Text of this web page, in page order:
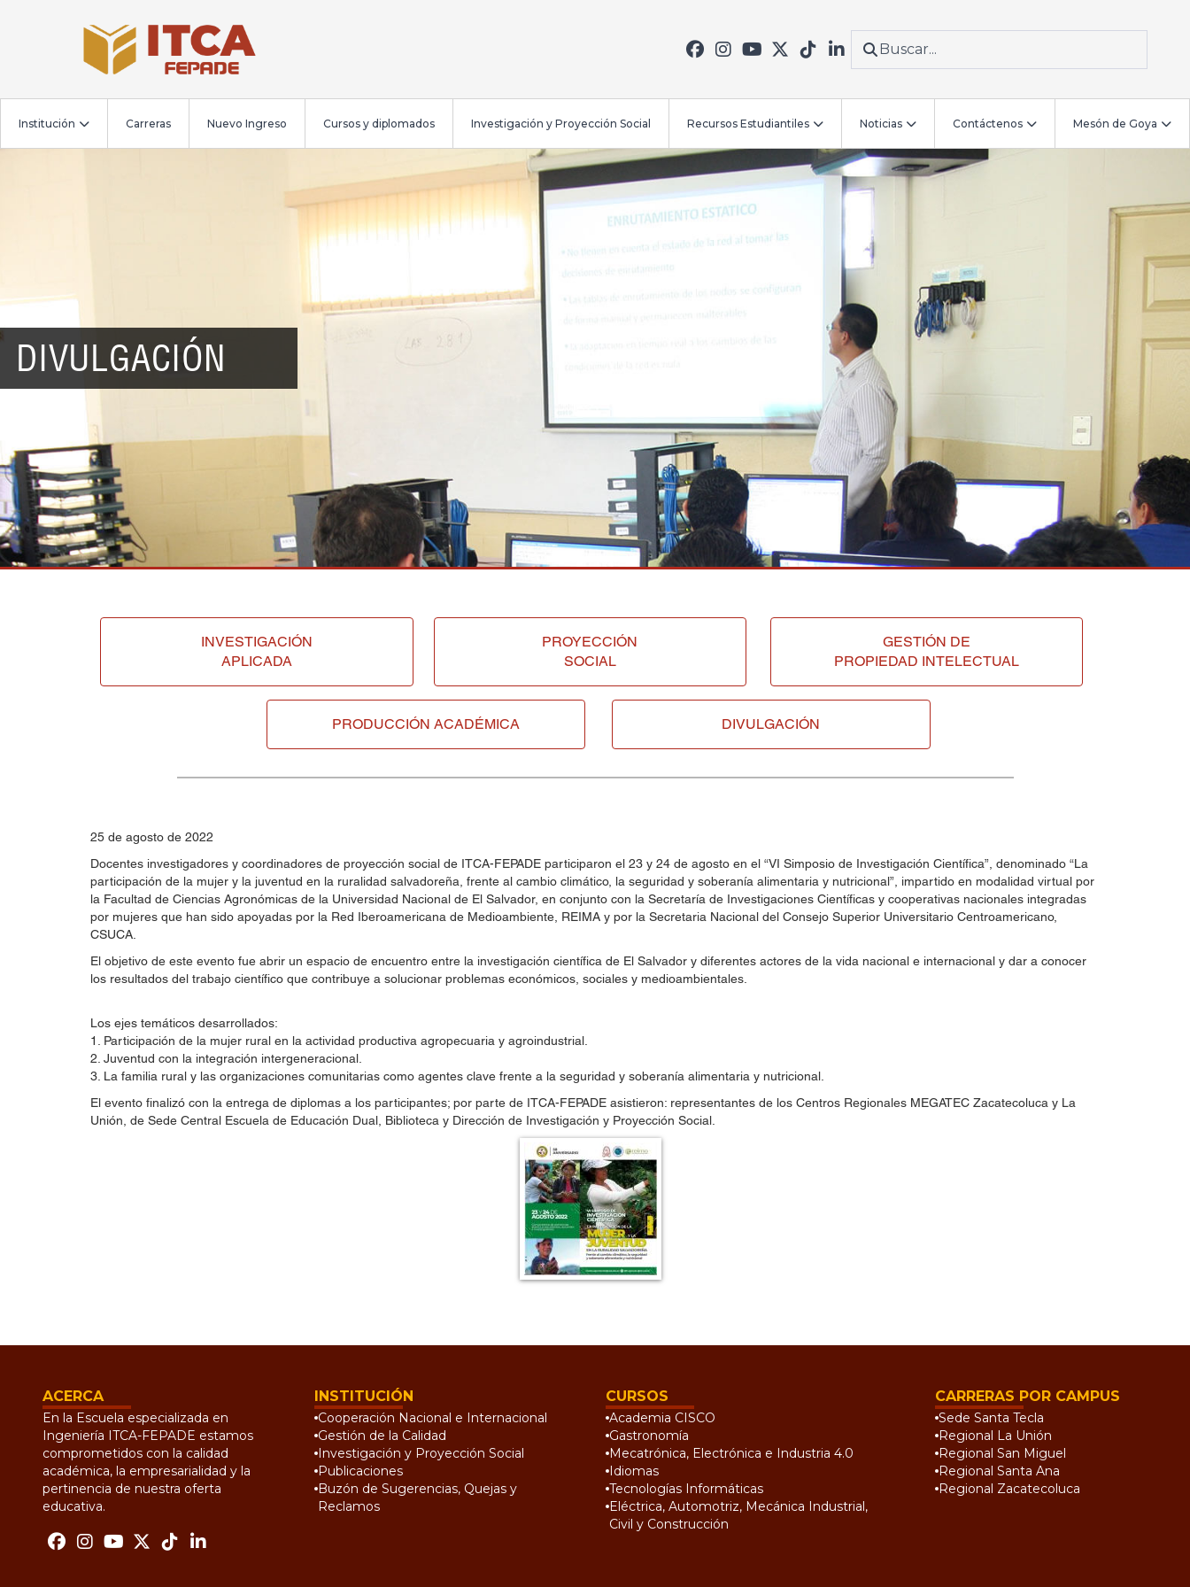
Institución Carreras Nuevo Ingreso Cursos y diplomados Investigación y Proyección Social Recursos Estudiantiles Noticias Contáctenos Mesón de Goya
DIVULGACIÓN
INVESTIGACIÓN
APLICADA
PROYECCIÓN
SOCIAL
GESTIÓN DE
PROPIEDAD INTELECTUAL
PRODUCCIÓN ACADÉMICA DIVULGACIÓN
25 de agosto de 2022
Docentes investigadores y coordinadores de proyección social de ITCA-FEPADE participaron el 23 y 24 de agosto en el “VI Simposio de Investigación Científica”, denominado “La
participación de la mujer y la juventud en la ruralidad salvadoreña, frente al cambio climático, la seguridad y soberanía alimentaria y nutricional”, impartido en modalidad virtual por
la Facultad de Ciencias Agronómicas de la Universidad Nacional de El Salvador, en conjunto con la Secretaría de Investigaciones Científicas y cooperativas nacionales integradas
por mujeres que han sido apoyadas por la Red Iberoamericana de Medioambiente, REIMA y por la Secretaria Nacional del Consejo Superior Universitario Centroamericano,
CSUCA.
El objetivo de este evento fue abrir un espacio de encuentro entre la investigación científica de El Salvador y diferentes actores de la vida nacional e internacional y dar a conocer
los resultados del trabajo científico que contribuye a solucionar problemas económicos, sociales y medioambientales.
Los ejes temáticos desarrollados:
1. Participación de la mujer rural en la actividad productiva agropecuaria y agroindustrial.
2. Juventud con la integración intergeneracional.
3. La familia rural y las organizaciones comunitarias como agentes clave frente a la seguridad y soberanía alimentaria y nutricional.
El evento finalizó con la entrega de diplomas a los participantes; por parte de ITCA-FEPADE asistieron: representantes de los Centros Regionales MEGATEC Zacatecoluca y La
Unión, de Sede Central Escuela de Educación Dual, Biblioteca y Dirección de Investigación y Proyección Social.
ACERCA
En la Escuela especializada en
Ingeniería ITCA-FEPADE estamos
comprometidos con la calidad
académica, la empresarialidad y la
pertinencia de nuestra oferta
educativa.
INSTITUCIÓN
Cooperación Nacional e Internacional
Gestión de la Calidad
Investigación y Proyección Social
Publicaciones
Buzón de Sugerencias, Quejas y
Reclamos
CURSOS
Academia CISCO
Gastronomía
Mecatrónica, Electrónica e Industria 4.0
Idiomas
Tecnologías Informáticas
Eléctrica, Automotriz, Mecánica Industrial,
Civil y Construcción
CARRERAS POR CAMPUS
Sede Santa Tecla
Regional La Unión
Regional San Miguel
Regional Santa Ana
Regional Zacatecoluca